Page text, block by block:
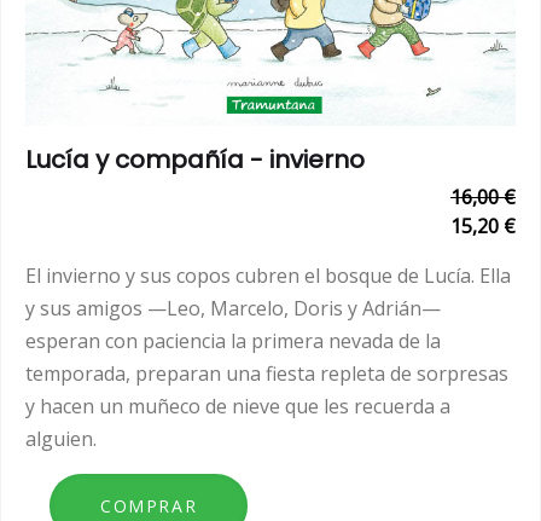
Lucía y compañía - invierno
16,00 €
15,20 €
El invierno y sus copos cubren el bosque de Lucía. Ella
y sus amigos —Leo, Marcelo, Doris y Adrián—
esperan con paciencia la primera nevada de la
temporada, preparan una fiesta repleta de sorpresas
y hacen un muñeco de nieve que les recuerda a
alguien.